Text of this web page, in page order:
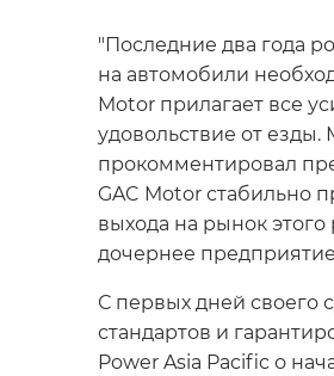
"Последние два года
на автомобили
Motor прилагает все
удовольствие от
прокомментировал
GAC Motor стабильно
выхода на рынок этого
дочернее
С первых дней своего
стандартов и
Power Asia Pacific о